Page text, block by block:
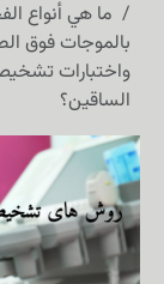
ما هي أنواع
بالموجات فوق
واختبارات
الساقين؟